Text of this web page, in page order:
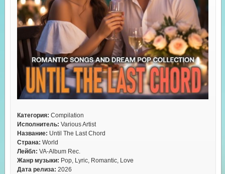
Категория: Compilation
Исполнитель: Various Artist
Название: Until The Last Chord
Страна: World
Лейбл: VA-Album Rec.
Жанр музыки: Pop, Lyric, Romantic, Love
Дата релиза: 2026